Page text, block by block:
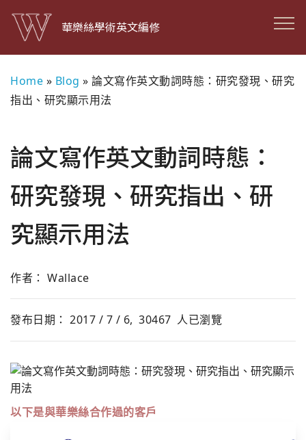
華樂絲學術英文編修
Home » Blog » 論文寫作英文動詞時態：研究發現、研究
指出、研究顯示用法
論文寫作英文動詞時態：
研究發現、研究指出、研
究顯示用法
作者： Wallace
發布日期： 2017 / 7 / 6, 30467 人已瀏覽
以下是與華樂絲合作過的客戶